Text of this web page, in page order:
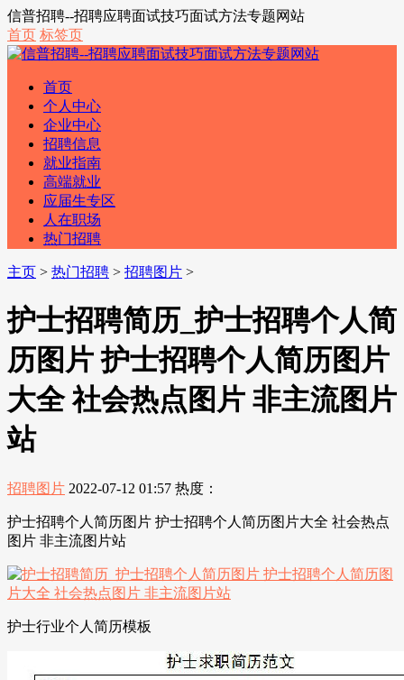
信普招聘--招聘应聘面试技巧面试方法专题网站
首页 标签页
首页
个人中心
企业中心
招聘信息
就业指南
高端就业
应届生专区
人在职场
热门招聘
主页 > 热门招聘 > 招聘图片 >
护士招聘简历_护士招聘个人简
历图片 护士招聘个人简历图片
大全 社会热点图片 非主流图片
站
招聘图片 2022-07-12 01:57 热度：
护士招聘个人简历图片 护士招聘个人简历图片大全 社会热点
图片 非主流图片站
护士行业个人简历模板